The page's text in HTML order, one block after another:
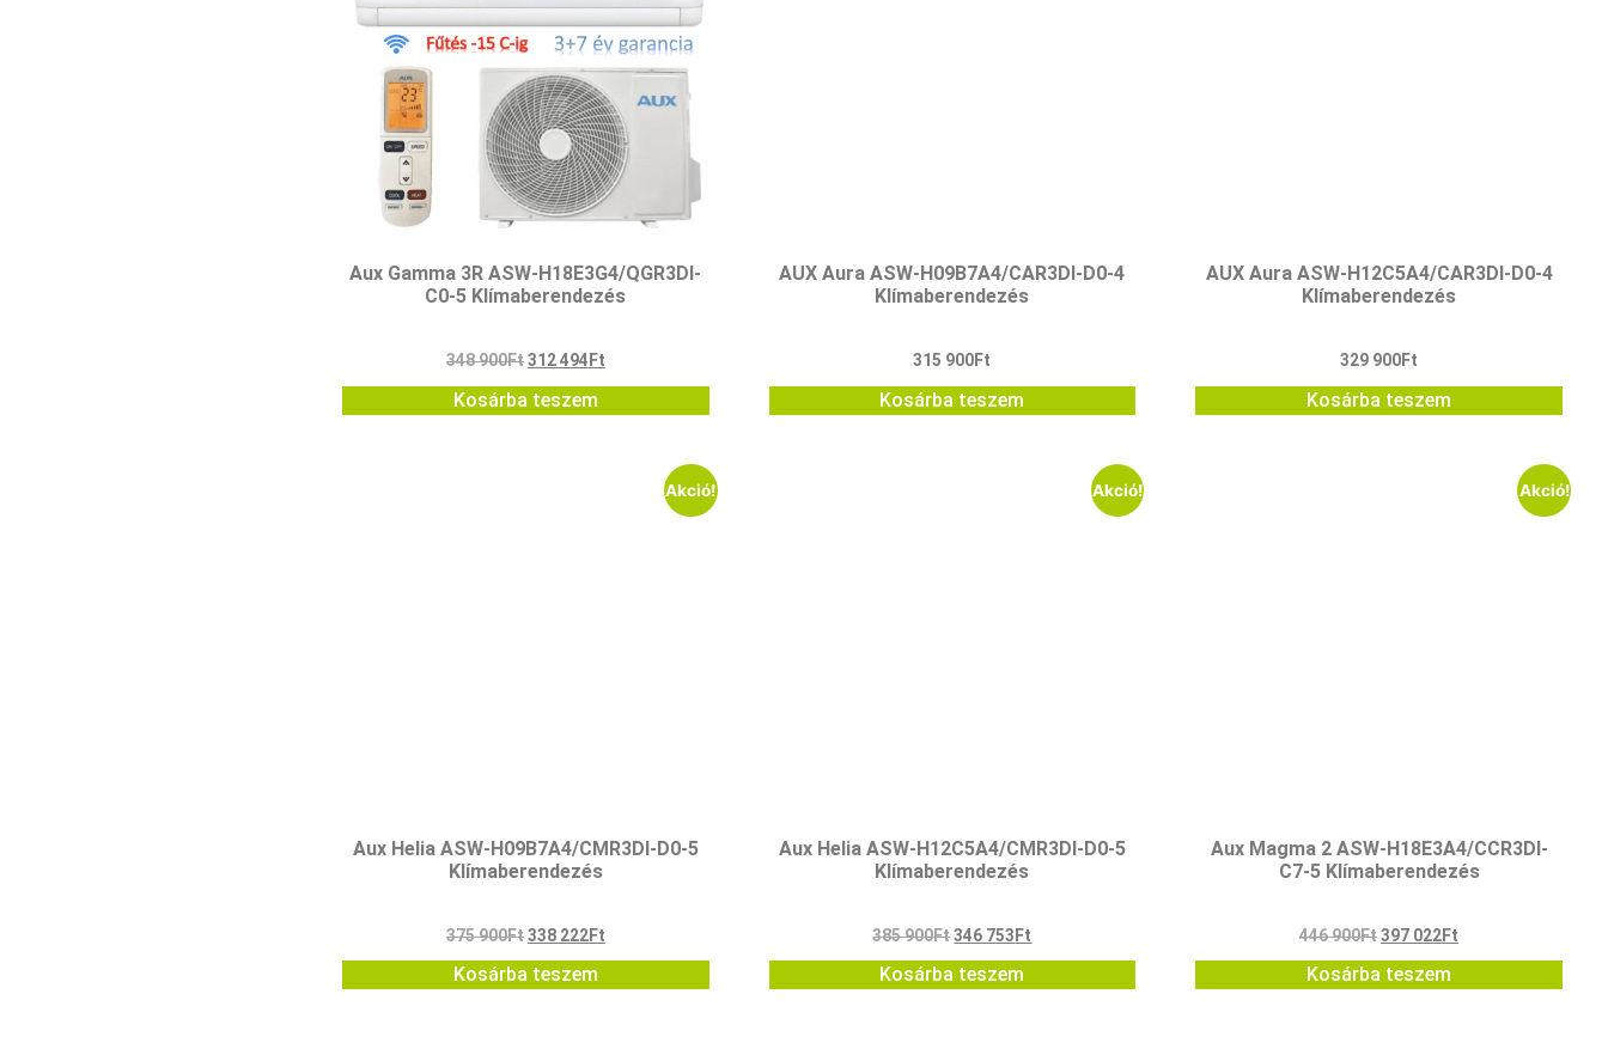
Aux Gamma 3R ASW-H18E3G4/QGR3DI-
C0-5 Klímaberendezés
348 900Ft312 494 Ft
Kosárba teszem
AUX Aura ASW-H09B7A4/CAR3DI-D0-4
Klímaberendezés
315 900Ft
Kosárba teszem
AUX Aura ASW-H12C5A4/CAR3DI-D0-4
Klímaberendezés
329 900Ft
Kosárba teszem
Akció!
Aux Helia ASW-H09B7A4/CMR3DI-D0-5
Klímaberendezés
375 900Ft338 222Ft
Kosárba teszem
Akció!
Aux Helia ASW-H12C5A4/CMR3DI-D0-5
Klímaberendezés
385 900Ft346 753Ft
Kosárba teszem
Akció!
Aux Magma 2 ASW-H18E3A4/CCR3DI-
C7-5 Klímaberendezés
446 900Ft397 022Ft
Kosárba teszem